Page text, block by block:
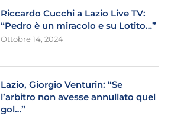
Riccardo Cucchi a Lazio Live TV:
“Pedro è un miracolo e su Lotito…”
Ottobre 14, 2024
Lazio, Giorgio Venturin: “Se
l’arbitro non avesse annullato quel
gol…”